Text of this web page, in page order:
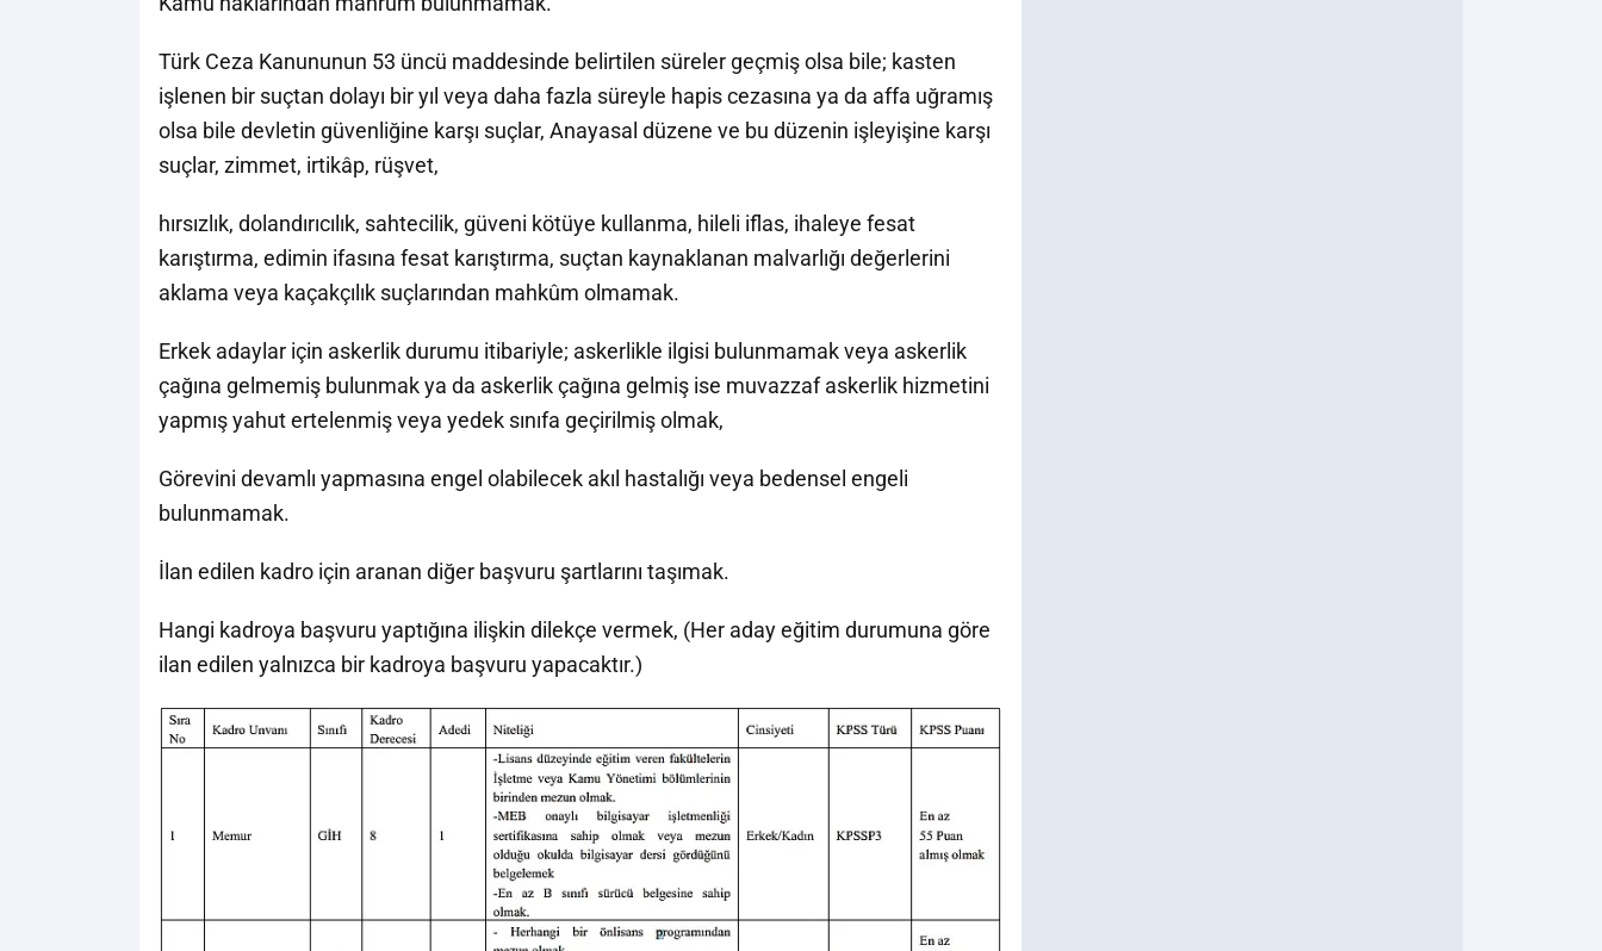
Türk Ceza Kanununun 53 üncü maddesinde belirtilen süreler geçmiş olsa bile; kasten
işlenen bir suçtan dolayı bir yıl veya daha fazla süreyle hapis cezasına ya da affa uğramış
olsa bile devletin güvenliğine karşı suçlar, Anayasal düzene ve bu düzenin işleyişine karşı
suçlar, zimmet, irtikâp, rüşvet,
hırsızlık, dolandırıcılık, sahtecilik, güveni kötüye kullanma, hileli iflas, ihaleye fesat
karıştırma, edimin ifasına fesat karıştırma, suçtan kaynaklanan malvarlığı değerlerini
aklama veya kaçakçılık suçlarından mahkûm olmamak.
Erkek adaylar için askerlik durumu itibariyle; askerlikle ilgisi bulunmamak veya askerlik
çağına gelmemiş bulunmak ya da askerlik çağına gelmiş ise muvazzaf askerlik hizmetini
yapmış yahut ertelenmiş veya yedek sınıfa geçirilmiş olmak,
Görevini devamlı yapmasına engel olabilecek akıl hastalığı veya bedensel engeli
bulunmamak.
İlan edilen kadro için aranan diğer başvuru şartlarını taşımak.
Hangi kadroya başvuru yaptığına ilişkin dilekçe vermek, (Her aday eğitim durumuna göre
ilan edilen yalnızca bir kadroya başvuru yapacaktır.)